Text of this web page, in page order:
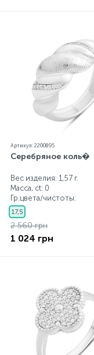
Артикул: 2200895
Серебряное коль�
Вес изделия: 1,57 г.
Масса, ct: 0
Гр.цвета/чистоты:
17,5
2 560 грн
1 024 грн